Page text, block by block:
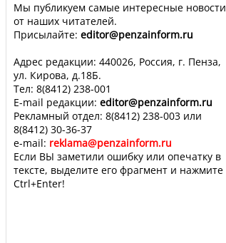
Мы публикуем самые интересные новости
от наших читателей.
Присылайте: editor@penzainform.ru
Адрес редакции: 440026, Россия, г. Пенза,
ул. Кирова, д.18Б.
Тел: 8(8412) 238-001
E-mail редакции: editor@penzainform.ru
Рекламный отдел: 8(8412) 238-003 или
8(8412) 30-36-37
e-mail: reklama@penzainform.ru
Если ВЫ заметили ошибку или опечатку в
тексте, выделите его фрагмент и нажмите
Ctrl+Enter!